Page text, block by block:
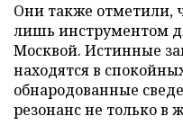
Они также отметили,
лишь инструментом
Москвой. Истинные
находятся в
обнародованные
резонанс не только в